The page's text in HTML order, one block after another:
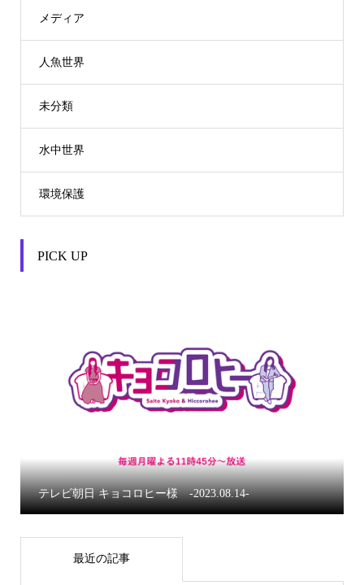
メディア
人魚世界
未分類
水中世界
環境保護
PICK UP
テレビ朝日 キョコロヒー様 -2023.08.14-
最近の記事